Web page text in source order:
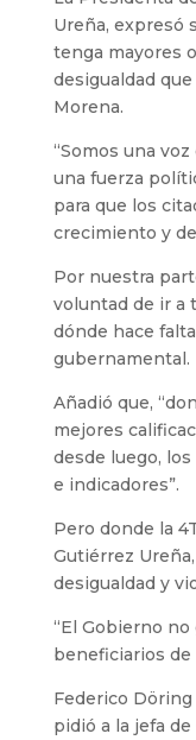
Ureña, expresó
tenga mayores
desigualdad
Morena.
“Somos una
una fuerza
para que los
crecimiento y
Por nuestra
voluntad de ir a
dónde hace
gubernamental.
Añadió que,
mejores
desde luego,
e indicadores”.
Pero donde la
Gutiérrez
desigualdad y
“El Gobierno
beneficiarios de
Federico Döring
pidió a la jefa